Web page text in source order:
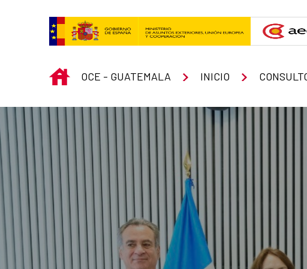
INICIO
OCE - GUATEMALA INICIO